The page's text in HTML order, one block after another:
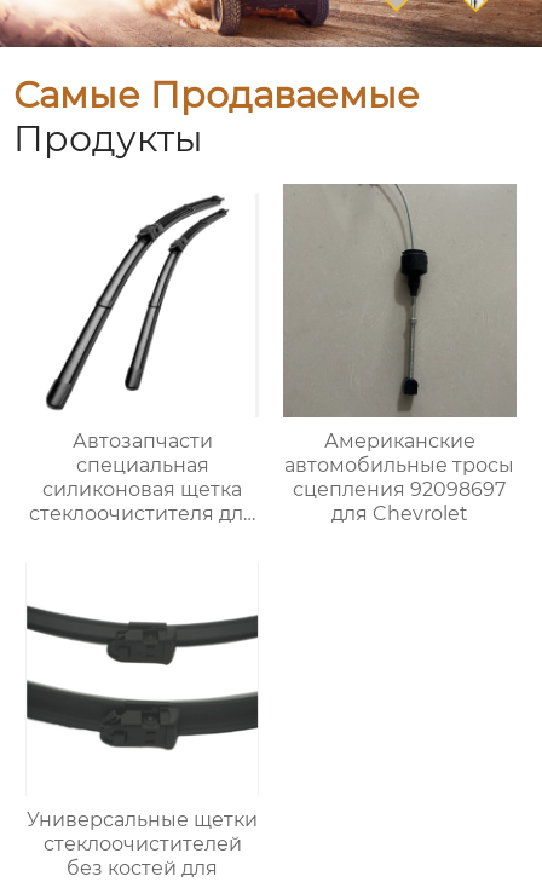
Самые Продаваемые
Продукты
Автозапчасти
специальная
силиконовая щетка
стеклоочистителя для
Американские
автомобильные тросы
сцепления 92098697
для Chevrolet
Универсальные щетки
стеклоочистителей
без костей для